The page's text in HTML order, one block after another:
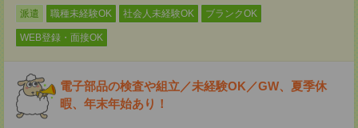
派遣
職種未経験OK 社会人未経験OK ブランクOK
WEB登録・面接OK
電子部品の検査や組立／未経験OK／GW、夏季休
暇、年末年始あり！